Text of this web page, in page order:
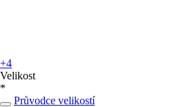
+4
Velikost
*
Průvodce velikostí